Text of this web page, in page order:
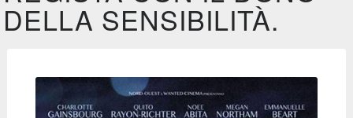
DELLA SENSIBILITÀ.